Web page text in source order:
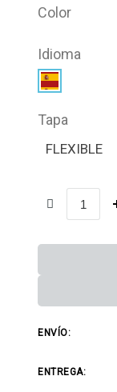
Color
Idioma
Tapa
FLEXIBLE
ENVÍO:
ENTREGA: